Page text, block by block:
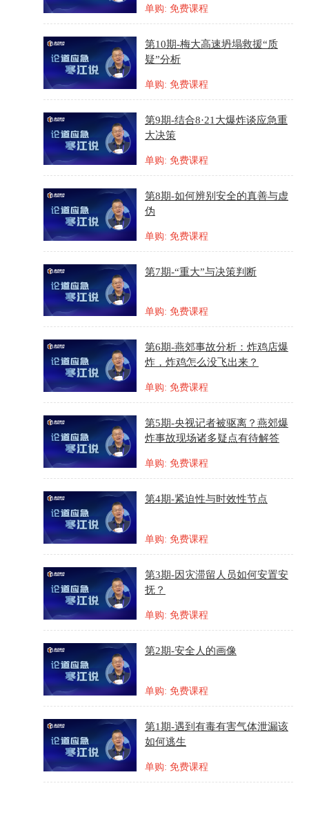
单购: 免费课程
单购: 免费课程
第10期-梅大高速坍塌救援“质
疑”分析
单购: 免费课程
第9期-结合8·21大爆炸谈应急重
大决策
单购: 免费课程
第8期-如何辨别安全的真善与虚
伪
单购: 免费课程
第7期-“重大”与决策判断
单购: 免费课程
第6期-燕郊事故分析：炸鸡店爆
炸，炸鸡怎么没飞出来？
单购: 免费课程
第5期-央视记者被驱离？燕郊爆
炸事故现场诸多疑点有待解答
单购: 免费课程
第4期-紧迫性与时效性节点
单购: 免费课程
第3期-因灾滞留人员如何安置安
抚？
单购: 免费课程
第2期-安全人的画像
单购: 免费课程
第1期-遇到有毒有害气体泄漏该
如何逃生